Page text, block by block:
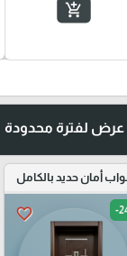
add_shopping_cart
عرض لفترة محدودة
أمان حديد بالكامل
favorite_border -